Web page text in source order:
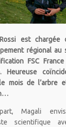
est chargée
régional au
FSC
Heureuse
mois de l’arbre
Magali
scientifique